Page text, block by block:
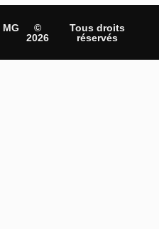
MG
©
2026
Tous droits
réservés